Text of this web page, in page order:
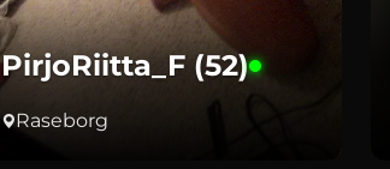
PirjoRiitta_F (52)
Raseborg